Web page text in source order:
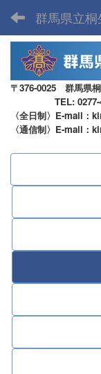
群馬県立
〒376-0025 群馬県
TEL: 0277-45-
〈全日制〉E-mail
〈通信制〉E-mail